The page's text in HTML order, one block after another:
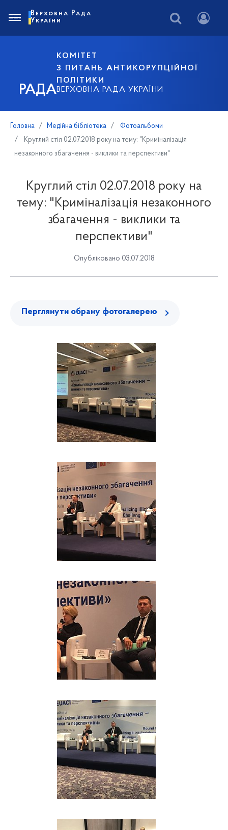
РАДА
КОМІТЕТ
З ПИТАНЬ АНТИКОРУПЦІЙНОЇ
ПОЛІТИКИ
ВЕРХОВНА РАДА УКРАЇНИ
Верховна Рада
України
Головна Медійна бібліотека
Фотоальбоми
Круглий стіл 02.07.2018 року на тему: "Криміналізація
незаконного збагачення - виклики та перспективи"
Круглий стіл 02.07.2018 року на
тему: "Криміналізація незаконного
збагачення - виклики та
перспективи"
Опубліковано 03.07.2018
Перглянути обрану фотогалерею